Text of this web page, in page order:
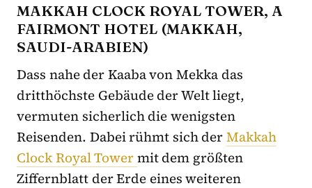
MAKKAH CLOCK ROYAL TOWER, A
FAIRMONT HOTEL (MAKKAH,
SAUDI-ARABIEN)
Dass nahe der Kaaba von Mekka das
dritthöchste Gebäude der Welt liegt,
vermuten sicherlich die wenigsten
Reisenden. Dabei rühmt sich derMakkah
Clock Royal Towermit dem größten
Ziffernblatt der Erde eines weiteren